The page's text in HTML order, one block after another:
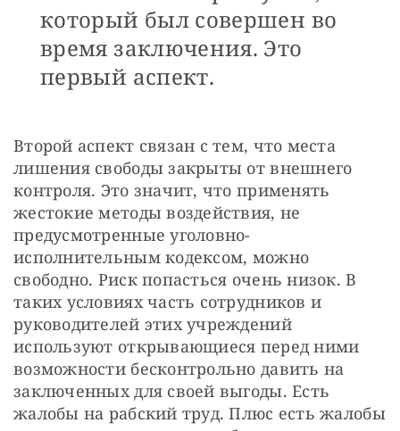
который был совершен во
время заключения. Это
первый аспект.
Второй аспект связан с тем, что места
лишения свободы закрыты от внешнего
контроля. Это значит, что применять
жестокие методы воздействия, не
предусмотренные уголовно-
исполнительным кодексом, можно
свободно. Риск попасться очень низок. В
таких условиях часть сотрудников и
руководителей этих учреждений
используют открывающиеся перед ними
возможности бесконтрольно давить на
заключенных для своей выгоды. Есть
жалобы на рабский труд. Плюс есть жалобы